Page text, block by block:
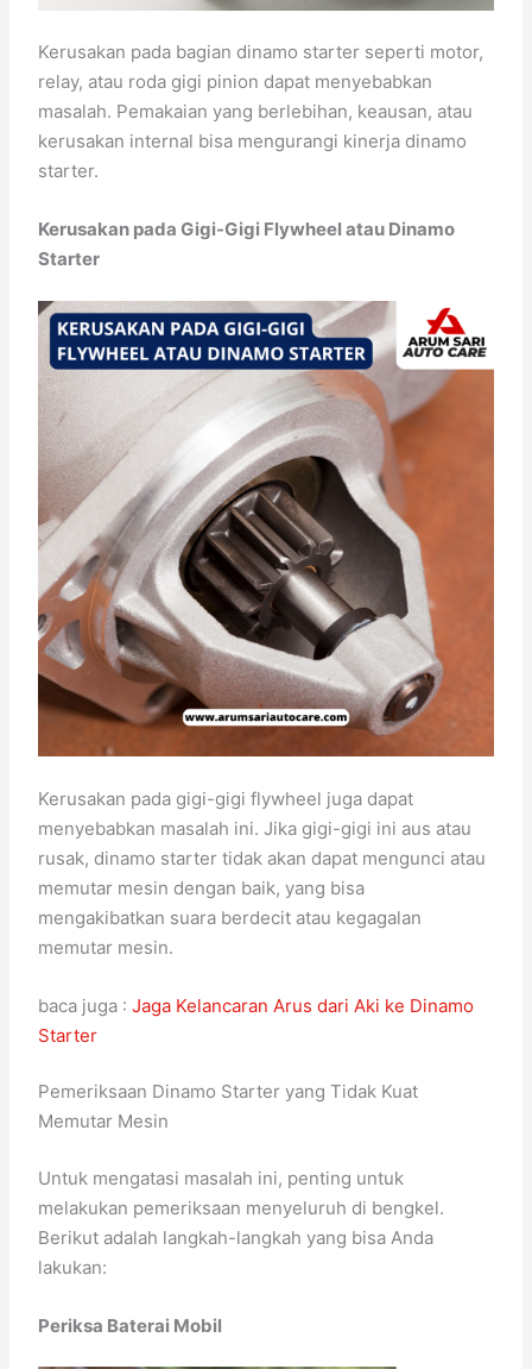
Kerusakan pada bagian dinamo starter seperti motor,
relay, atau roda gigi pinion dapat menyebabkan
masalah. Pemakaian yang berlebihan, keausan, atau
kerusakan internal bisa mengurangi kinerja dinamo
starter.
Kerusakan pada Gigi-Gigi Flywheel atau Dinamo
Starter
Kerusakan pada gigi-gigi flywheel juga dapat
menyebabkan masalah ini. Jika gigi-gigi ini aus atau
rusak, dinamo starter tidak akan dapat mengunci atau
memutar mesin dengan baik, yang bisa
mengakibatkan suara berdecit atau kegagalan
memutar mesin.
baca juga :Jaga Kelancaran Arus dari Aki ke Dinamo
Starter
Pemeriksaan Dinamo Starter yang Tidak Kuat
Memutar Mesin
Untuk mengatasi masalah ini, penting untuk
melakukan pemeriksaan menyeluruh di bengkel.
Berikut adalah langkah-langkah yang bisa Anda
lakukan:
Periksa Baterai Mobil